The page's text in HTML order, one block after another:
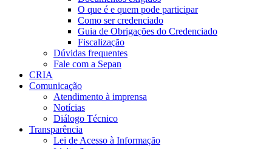
O que é e quem pode participar
Como ser credenciado
Guia de Obrigações do Credenciado
Fiscalização
Dúvidas frequentes
Fale com a Sepan
CRIA
Comunicação
Atendimento à imprensa
Notícias
Diálogo Técnico
Transparência
Lei de Acesso à Informação